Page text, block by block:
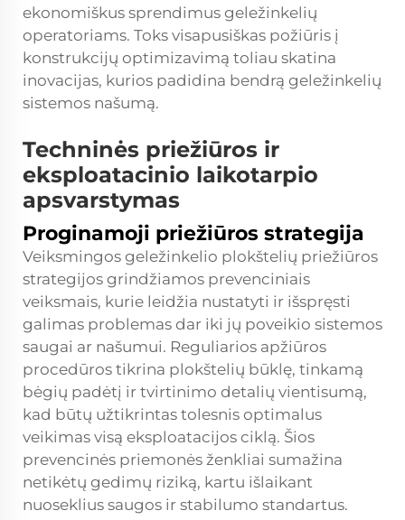
ekonomiškus sprendimus geležinkelių
operatoriams. Toks visapusiškas požiūris į
konstrukcijų optimizavimą toliau skatina
inovacijas, kurios padidina bendrą geležinkelių
sistemos našumą.
Techninės priežiūros ir
eksploatacinio laikotarpio
apsvarstymas
Proginamoji priežiūros strategija
Veiksmingos geležinkelio plokštelių priežiūros
strategijos grindžiamos prevenciniais
veiksmais, kurie leidžia nustatyti ir išspręsti
galimas problemas dar iki jų poveikio sistemos
saugai ar našumui. Reguliarios apžiūros
procedūros tikrina plokštelių būklę, tinkamą
bėgių padėtį ir tvirtinimo detalių vientisumą,
kad būtų užtikrintas tolesnis optimalus
veikimas visą eksploatacijos ciklą. Šios
prevencinės priemonės ženkliai sumažina
netikėtų gedimų riziką, kartu išlaikant
nuoseklius saugos ir stabilumo standartus.